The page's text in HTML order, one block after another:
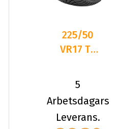
225/50
VR17 TL
LANDSAIL
4-
SEASONS
3 XL
5
Arbetsdagars
Leverans.